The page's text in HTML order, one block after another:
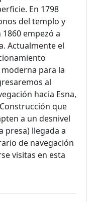
En 1798
del templo y
empezó a
Actualmente el
para la
al
hacia Esna,
que
a un desnivel
presa) llegada a
de navegación
visitas en esta